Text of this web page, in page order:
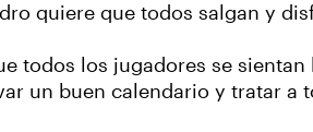
quiere que todos salgan y
todos los jugadores se
un buen calendario y tratar a